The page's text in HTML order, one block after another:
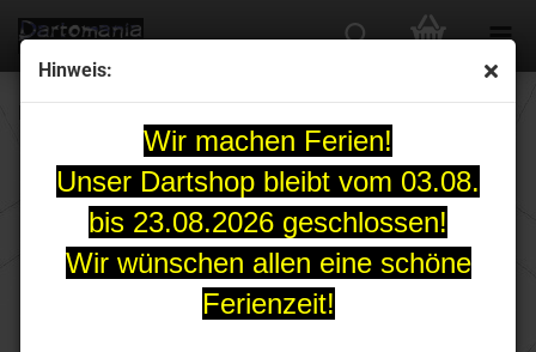
Hinweis:
Wir machen Ferien!
Unser Dartshop bleibt vom 03.08.
bis 23.08.2026 geschlossen!
Wir wünschen allen eine schöne
Ferienzeit!